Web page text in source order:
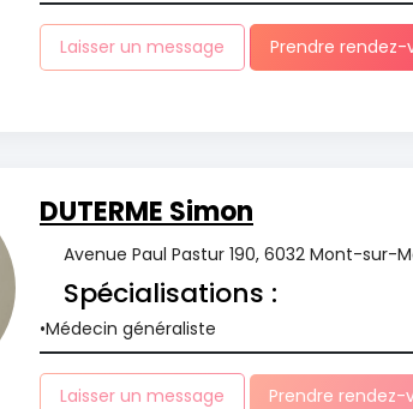
Laisser un message Prendre rendez-
DUTERME Simon
Avenue Paul Pastur 190, 6032 Mont-sur-
Spécialisations :
Médecin généraliste
Laisser un message Prendre rendez-